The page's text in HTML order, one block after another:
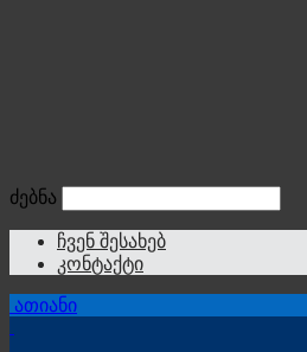
ძებნა
ჩვენ შესახებ
კონტაქტი
ათიანი